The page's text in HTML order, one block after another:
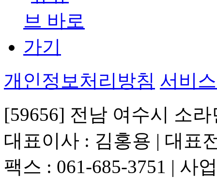
개인정보처리방침 서비
[59656] 전남 여수시 소
대표이사 : 김홍용 | 대표
팩스 : 061-685-3751 | 사